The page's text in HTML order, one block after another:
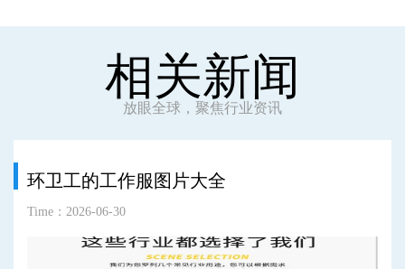
相关新闻
放眼全球，聚焦行业资讯
环卫工的工作服图片大全
Time：2026-06-30